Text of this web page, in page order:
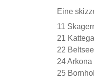
Eine
11
21
22 Beltsee
24
25